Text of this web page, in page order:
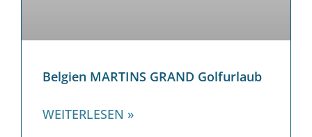
Belgien MARTINS GRAND Golfurlaub
WEITERLESEN »